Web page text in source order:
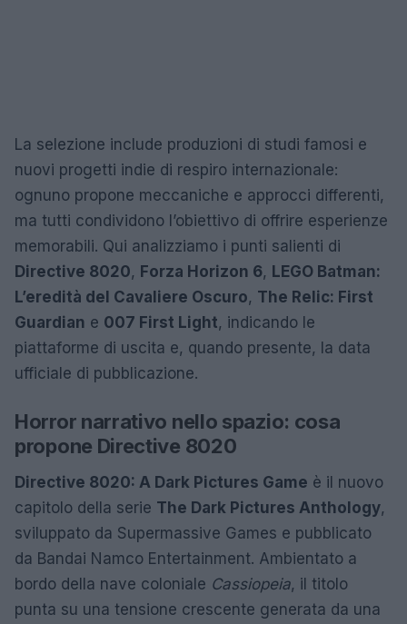
La selezione include produzioni di studi famosi e
nuovi progetti indie di respiro internazionale:
ognuno propone meccaniche e approcci differenti,
ma tutti condividono l’obiettivo di offrire esperienze
memorabili. Qui analizziamo i punti salienti di
Directive 8020, Forza Horizon 6, LEGO Batman:
L’eredità del Cavaliere Oscuro, The Relic: First
Guardian e 007 First Light, indicando le
piattaforme di uscita e, quando presente, la data
ufficiale di pubblicazione.
Horror narrativo nello spazio: cosa
propone Directive 8020
Directive 8020: A Dark Pictures Game è il nuovo
capitolo della serie The Dark Pictures Anthology,
sviluppato da Supermassive Games e pubblicato
da Bandai Namco Entertainment. Ambientato a
bordo della nave coloniale Cassiopeia, il titolo
punta su una tensione crescente generata da una